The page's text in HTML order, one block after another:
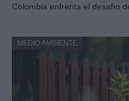
Colombia enfrenta el desafío
MEDIO AMBIENTE